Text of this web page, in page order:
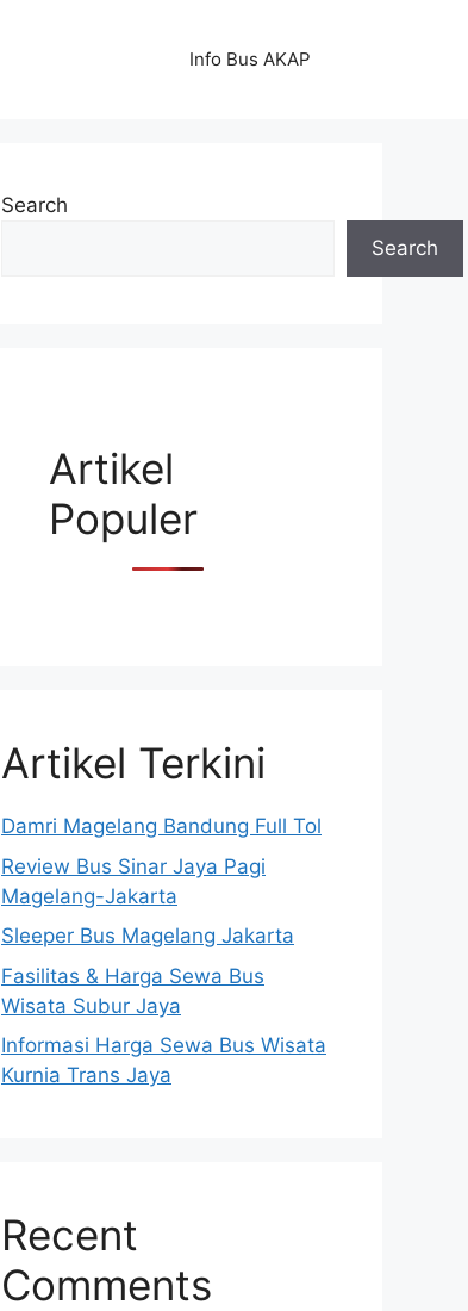
Info Bus AKAP
Search
Search
Artikel
Populer
Artikel Terkini
Damri Magelang Bandung Full Tol
Review Bus Sinar Jaya Pagi
Magelang-Jakarta
Sleeper Bus Magelang Jakarta
Fasilitas & Harga Sewa Bus
Wisata Subur Jaya
Informasi Harga Sewa Bus Wisata
Kurnia Trans Jaya
Recent
Comments